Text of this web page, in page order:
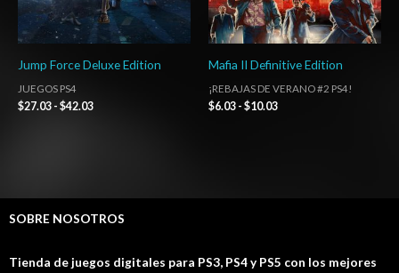
Jump Force Deluxe Edition
JUEGOS PS4
$27.03 - $42.03
Mafia II Definitive Edition
¡REBAJAS DE VERANO #2 PS4!
$6.03 - $10.03
SOBRE NOSOTROS
Tienda de juegos digitales para PS3, PS4 y PS5 con los mejores